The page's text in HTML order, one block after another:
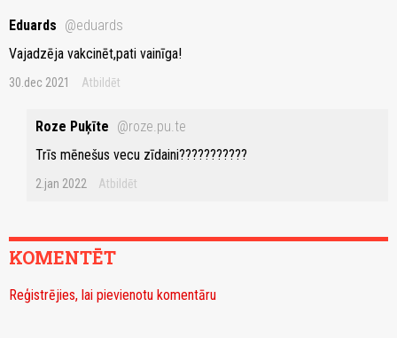
Eduards @eduards
Vajadzēja vakcinēt,pati vainīga!
30.dec 2021 Atbildēt
Roze Puķīte @roze.pu.te
Trīs mēnešus vecu zīdaini???????????
2.jan 2022 Atbildēt
KOMENTĒT
Reģistrējies, lai pievienotu komentāru